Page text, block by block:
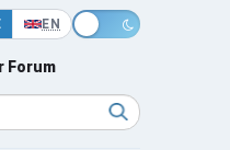
EN
Forum